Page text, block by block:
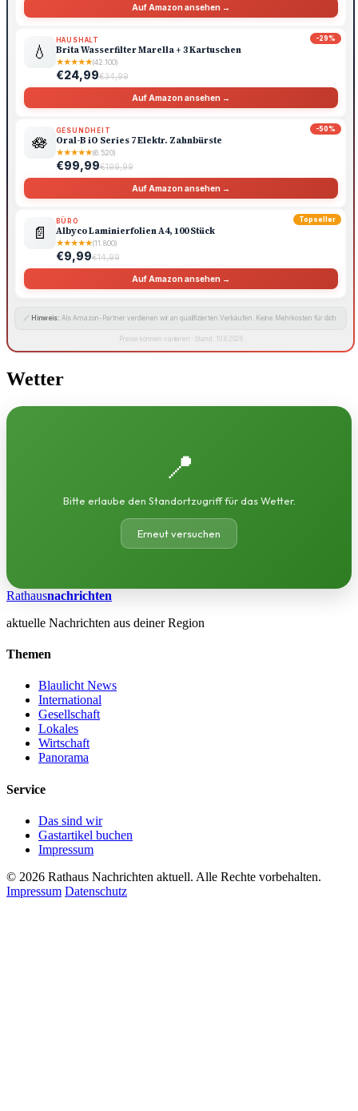
Auf Amazon ansehen →
-29%
💧
HAUSHALT
Brita Wasserfilter Marella + 3 Kartuschen
★★★★★(42.100)
€24,99€34,99
Auf Amazon ansehen →
-50%
🪷
GESUNDHEIT
Oral-B iO Series 7 Elektr. Zahnbürste
★★★★★(6.520)
€99,99€199,99
Auf Amazon ansehen →
Topseller
📄
BÜRO
Albyco Laminierfolien A4, 100 Stück
★★★★★(11.800)
€9,99€14,99
Auf Amazon ansehen →
🔗 Hinweis: Als Amazon-Partner verdienen wir an qualifizierten Verkäufen. Keine Mehrkosten für dich.
Preise können variieren · Stand: 10.8.2026
Wetter
📍
Bitte erlaube den Standortzugriff für das Wetter.
Erneut versuchen
Rathausnachrichten
aktuelle Nachrichten aus deiner Region
Themen
Blaulicht News
International
Gesellschaft
Lokales
Wirtschaft
Panorama
Service
Das sind wir
Gastartikel buchen
Impressum
© 2026 Rathaus Nachrichten aktuell. Alle Rechte vorbehalten.
Impressum Datenschutz